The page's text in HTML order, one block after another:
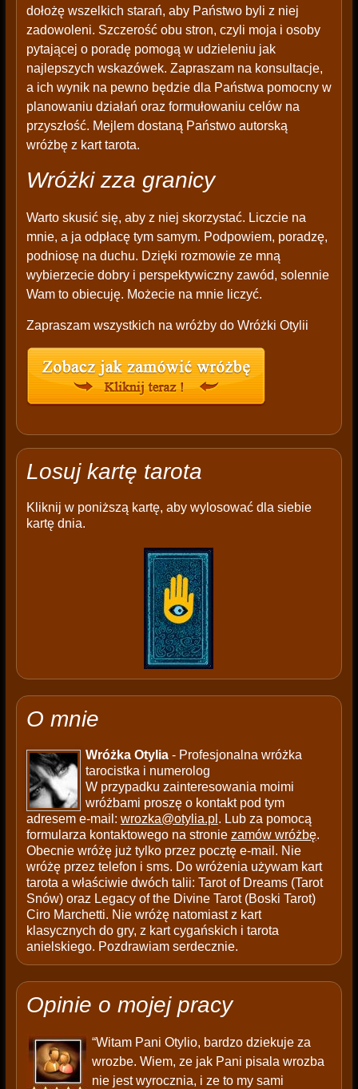
dołożę wszelkich starań, aby Państwo byli z niej
zadowoleni. Szczerość obu stron, czyli moja i osoby
pytającej o poradę pomogą w udzieleniu jak
najlepszych wskazówek. Zapraszam na konsultacje,
a ich wynik na pewno będzie dla Państwa pomocny w
planowaniu działań oraz formułowaniu celów na
przyszłość. Mejlem dostaną Państwo autorską
wróżbę z kart tarota.
Wróżki zza granicy
Warto skusić się, aby z niej skorzystać. Liczcie na
mnie, a ja odpłacę tym samym. Podpowiem, poradzę,
podniosę na duchu. Dzięki rozmowie ze mną
wybierzecie dobry i perspektywiczny zawód, solennie
Wam to obiecuję. Możecie na mnie liczyć.
Zapraszam wszystkich na wróżby do Wróżki Otylii
Losuj kartę tarota
Kliknij w poniższą kartę, aby wylosować dla siebie
kartę dnia.
O mnie
Wróżka Otylia- Profesjonalna wróżka
tarocistka i numerolog
W przypadku zainteresowania moimi
wróżbami proszę o kontakt pod tym
adresem e-mail: wrozka@otylia.pl . Lub za pomocą
formularza kontaktowego na stronie zamów wróżbę.
Obecnie wróżę już tylko przez pocztę e-mail. Nie
wróżę przez telefon i sms. Do wróżenia używam kart
tarota a właściwie dwóch talii: Tarot of Dreams (Tarot
Snów) oraz Legacy of the Divine Tarot (Boski Tarot)
Ciro Marchetti. Nie wróżę natomiast z kart
klasycznych do gry, z kart cygańskich i tarota
anielskiego. Pozdrawiam serdecznie.
Opinie o mojej pracy
“Witam Pani Otylio, bardzo dziekuje za
wrozbe. Wiem, ze jak Pani pisala wrozba
nie jest wyrocznia, i ze to my sami